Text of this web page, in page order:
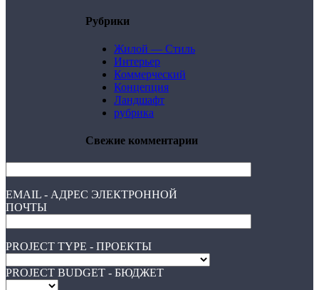
Рубрики
Жилой — Стиль
Интерьер
Коммерческий
Концепция
Ландшафт
рубрика
Свежие комментарии
EMAIL - АДРЕС ЭЛЕКТРОННОЙ
ПОЧТЫ
PROJECT TYPE - ПРОЕКТЫ
PROJECT BUDGET - БЮДЖЕТ